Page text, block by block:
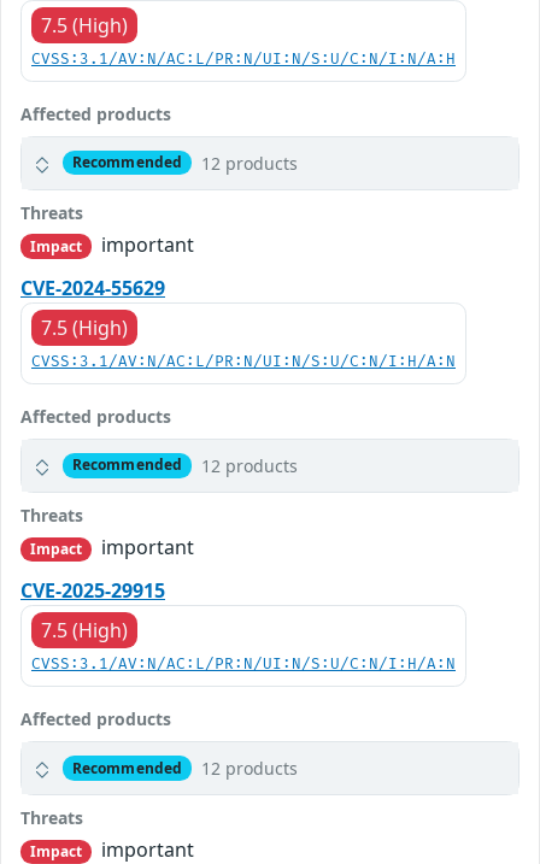
7.5 (High)
CVSS:3.1/AV:N/AC:L/PR:N/UI:N/S:U/C:N/I:N/A:H
Affected products
Recommended 12 products
Threats
Impact
important
CVE-2024-55629
7.5 (High)
CVSS:3.1/AV:N/AC:L/PR:N/UI:N/S:U/C:N/I:H/A:N
Affected products
Recommended 12 products
Threats
Impact
important
CVE-2025-29915
7.5 (High)
CVSS:3.1/AV:N/AC:L/PR:N/UI:N/S:U/C:N/I:H/A:N
Affected products
Recommended 12 products
Threats
Impact
important